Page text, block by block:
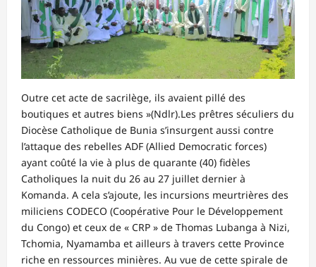
Outre cet acte de sacrilège, ils avaient pillé des
boutiques et autres biens »(Ndlr).Les prêtres séculiers du
Diocèse Catholique de Bunia s’insurgent aussi contre
l’attaque des rebelles ADF (Allied Democratic forces)
ayant coûté la vie à plus de quarante (40) fidèles
Catholiques la nuit du 26 au 27 juillet dernier à
Komanda. A cela s’ajoute, les incursions meurtrières des
miliciens CODECO (Coopérative Pour le Développement
du Congo) et ceux de « CRP » de Thomas Lubanga à Nizi,
Tchomia, Nyamamba et ailleurs à travers cette Province
riche en ressources minières. Au vue de cette spirale de